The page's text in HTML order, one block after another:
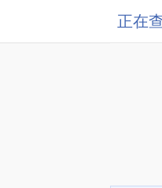
正在